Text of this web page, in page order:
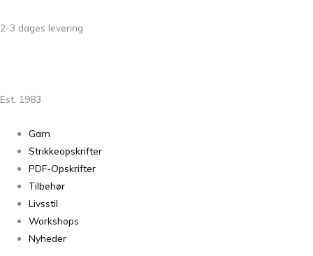
2-3 dages levering
Est. 1983
Garn
Strikkeopskrifter
PDF-Opskrifter
Tilbehør
Livsstil
Workshops
Nyheder